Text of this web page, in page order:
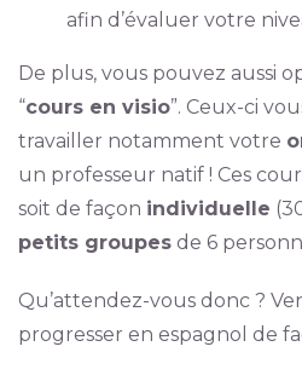
afin d’évaluer votre
De plus, vous pouvez aussi
“cours en visio”. Ceux-ci
travailler notamment votre
un professeur natif ! Ces
soit de façon individuelle
petits groupesde 6
Qu’attendez-vous donc ?
progresser en espagnol de